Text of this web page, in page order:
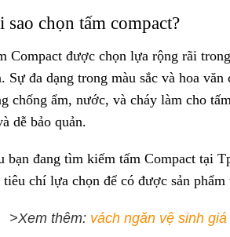
sao chọn tấm compact?
Compact được chọn lựa rộng rãi
Sự đa dạng trong màu sắc và hoa
chống ẩm, nước, và cháy làm cho
dễ bảo quản.
bạn đang tìm kiếm tấm Compact tại
tiêu chí lựa chọn để có được sản
>Xem thêm: vách ngăn vệ sinh giá